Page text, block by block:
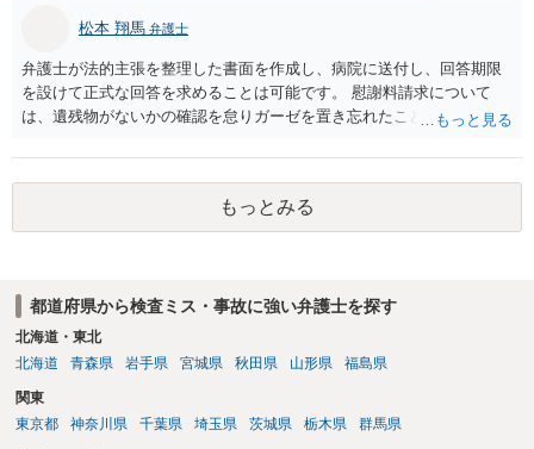
松本 翔馬 弁護士
弁護士が法的主張を整理した書面を作成し、病院に送付し、回答期限
を設けて正式な回答を求めることは可能です。 慰謝料請求について
は、遺残物がないかの確認を怠りガーゼを置き忘れたことに対する請
神経障害が残った場合の賠償請求ができる可能性があります。 事案ご
とに請求認容額が大きく異なるため、詳細な検討が必要です。 弁護士
が交渉代理をすれば、病院との連絡窓口は法律事務所に一本化できる
ため、ご依頼者が相手方と直接やりとりするご負担から解放されると
もっとみる
都道府県から検査ミス・事故に強い弁護士を探す
北海道・東北
北海道
青森県 岩手県 宮城県 秋田県 山形県 福島県
関東
東京都
神奈川県 千葉県 埼玉県 茨城県 栃木県 群馬県